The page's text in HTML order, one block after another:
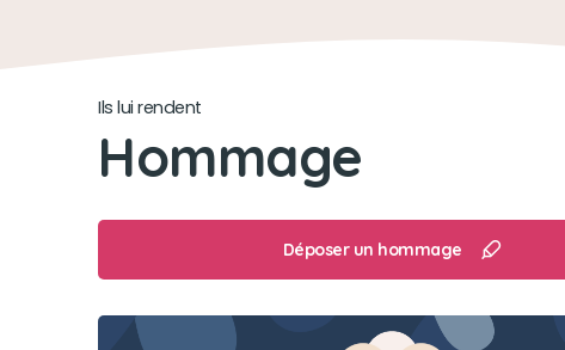
Ils lui rendent
Hommage
Déposer un hommage